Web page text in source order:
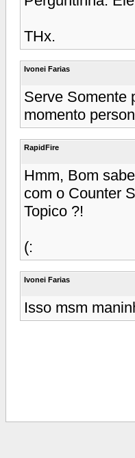
THx.
Ivonei Farias
Serve Somente
momento
RapidFire
Hmm, Bom
com o Counter
Topico ?!
(:
Ivonei Farias
Isso msm